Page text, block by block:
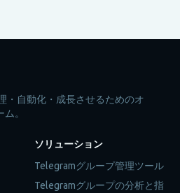
・自動化・成長させるためのオ
。
ソリューション
Telegramグループ管理ツール
Telegramグループの分析と指